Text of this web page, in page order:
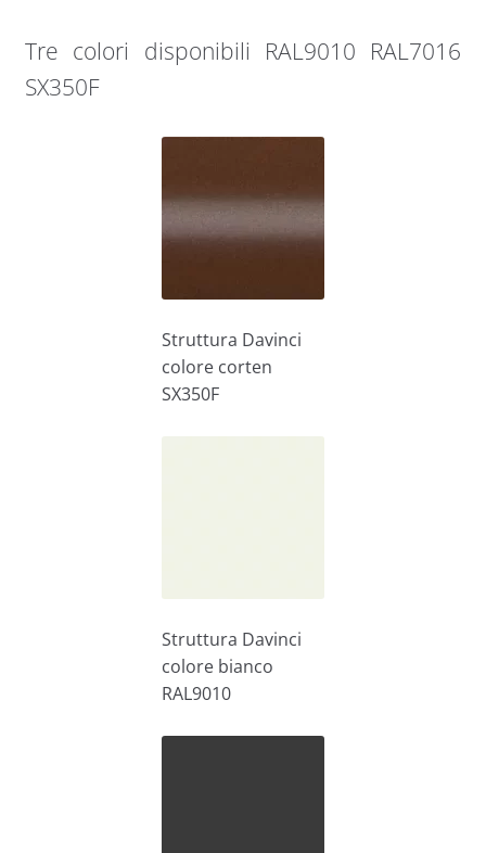
Tre colori disponibili RAL9010 RAL7016
SX350F
Struttura Davinci
colore corten
SX350F
Struttura Davinci
colore bianco
RAL9010